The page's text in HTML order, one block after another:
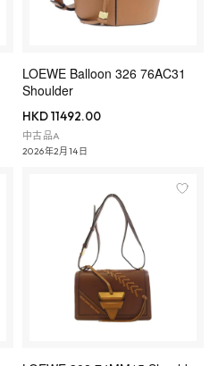
LOEWE Balloon 326 76AC31
Shoulder
HKD 11492.00
中古品A
2026年2月14日